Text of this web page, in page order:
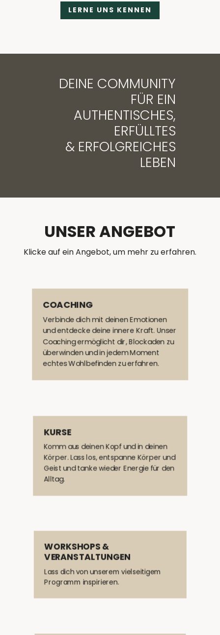
LERNE UNS KENNEN
DEINE COMMUNITY
FÜR EIN
AUTHENTISCHES,
ERFÜLLTES
& ERFOLGREICHES
LEBEN
UNSER ANGEBOT
Klicke auf ein Angebot, um mehr zu erfahren.
COACHING
Verbinde dich mit deinen Emotionen
und entdecke deine innere Kraft. Unser
Coaching ermöglicht dir, Blockaden zu
überwinden und in jedem Moment
echtes Wohlbefinden zu erfahren.
KURSE
Komm aus deinen Kopf und in deinen
Körper. Lass los, entspanne Körper und
Geist und tanke wieder Energie für den
Alltag.
WORKSHOPS &
VERANSTALTUNGEN
Lass dich von unserem vielseitigem
Programm inspirieren.